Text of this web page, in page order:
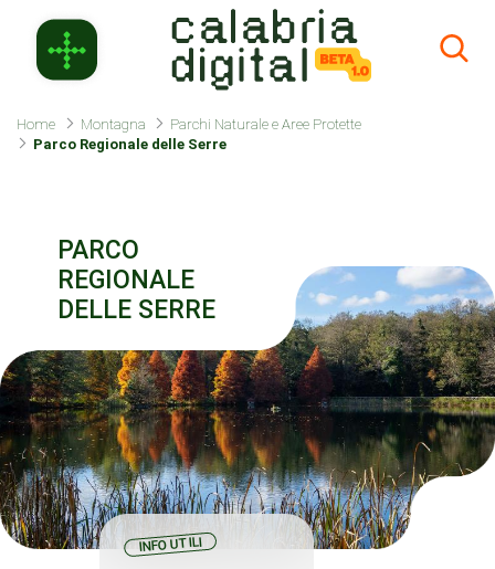
Home Montagna
Parchi Naturale e Aree Protette
Parco Regionale delle Serre
PARCO
REGIONALE
DELLE SERRE
INFO UTILI